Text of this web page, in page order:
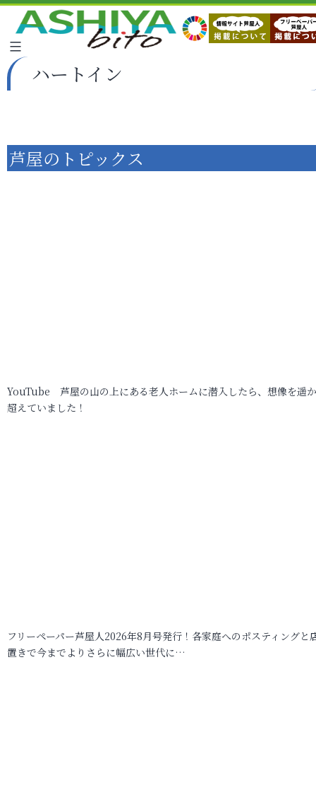
ハートイン
芦屋のトピックス
YouTube 芦屋の山の上にある老人ホームに潜入したら、想像を遥
超えていました！
フリーペーパー芦屋人2026年8月号発行！各家庭へのポスティングと
置きで今までよりさらに幅広い世代に…